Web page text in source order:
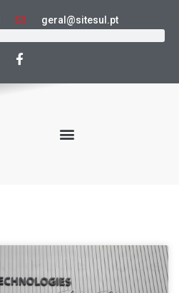
geral@sitesul.pt